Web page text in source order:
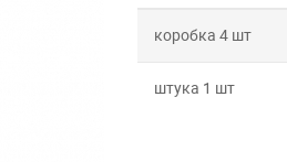
коробка 4 шт
штука 1 шт